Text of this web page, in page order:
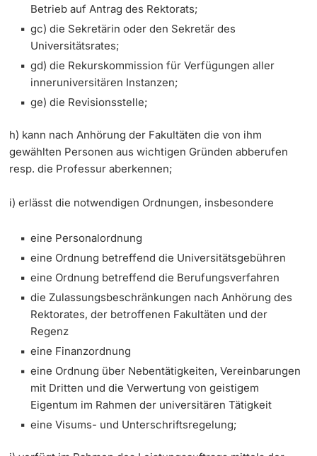
Betrieb auf Antrag des Rektorats;
gc) die Sekretärin oder den Sekretär des
Universitätsrates;
gd) die Rekurskommission für Verfügungen aller
inneruniversitären Instanzen;
ge) die Revisionsstelle;
h) kann nach Anhörung der Fakultäten die von ihm
gewählten Personen aus wichtigen Gründen abberufen
resp. die Professur aberkennen;
i) erlässt die notwendigen Ordnungen, insbesondere
eine Personalordnung
eine Ordnung betreffend die Universitätsgebühren
eine Ordnung betreffend die Berufungsverfahren
die Zulassungsbeschränkungen nach Anhörung des
Rektorates, der betroffenen Fakultäten und der
Regenz
eine Finanzordnung
eine Ordnung über Nebentätigkeiten, Vereinbarungen
mit Dritten und die Verwertung von geistigem
Eigentum im Rahmen der universitären Tätigkeit
eine Visums- und Unterschriftsregelung;